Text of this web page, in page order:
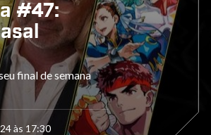
#47:
final de semana
às 17:30